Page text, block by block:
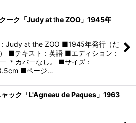
ーク「Judy at the ZOO」1945年
Judy at the ZOO ■1945年発行（だ
■テキスト：英語 ■エディション：
＊カバーなし。 ■サイズ：
■ページ…
ック「L'Agneau de Paques」1963